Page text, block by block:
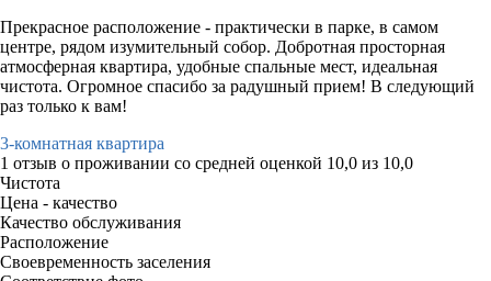
Прекрасное расположение - практически в парке, в самом
центре, рядом изумительный собор. Добротная просторная
атмосферная квартира, удобные спальные мест, идеальная
чистота. Огромное спасибо за радушный прием! В следующий
раз только к вам!
3-комнатная квартира
1 отзыв о проживании со средней оценкой 10,0 из 10,0
Чистота
Цена - качество
Качество обслуживания
Расположение
Своевременность заселения